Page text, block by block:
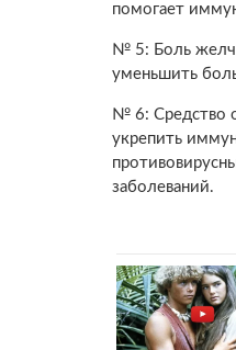
помогает
№ 5: Боль
уменьшить
№ 6: Средство
укрепить
заболеваний.